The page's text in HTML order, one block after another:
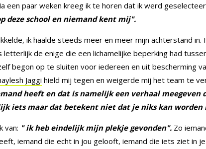
een paar weken kreeg ik te horen dat ik werd
deze school en niemand kent mij".
ik haalde steeds meer en meer mijn achterstand in.
de enige die een lichamelijke beperking had
begon op te sluiten voor iedereen en uit bescherming
Jaggi hield mij tegen en weigerde mij het team te
heeft en dat is namelijk een verhaal meegeven
iets maar dat betekent niet dat je niks kan worden
van: " ik heb eindelijk mijn plekje gevonden". Zo
iemand die echt in jou gelooft, iemand die iets ziet in